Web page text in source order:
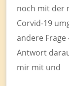
noch mit der
Corvid-19
andere
Antwort
mir mit und